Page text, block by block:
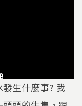
生什麼事? 我